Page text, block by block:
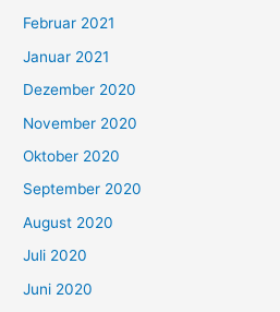
Februar 2021
Januar 2021
Dezember 2020
November 2020
Oktober 2020
September 2020
August 2020
Juli 2020
Juni 2020